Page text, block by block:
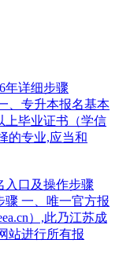
年详细步骤
、专升本报名基本
上毕业证书（学信
的专业,应当和
入口及操作步骤
骤 一、唯一官方报
）,此乃江苏成
站进行所有报